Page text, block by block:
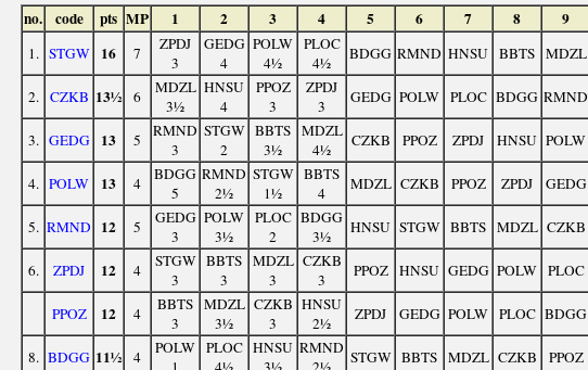
no. code pts MP 1 2 3 4 5 6 7 8 9
1. STGW 16 7
ZPDJ
3
GEDG
4
POLW
4½
PLOC
4½
BDGG RMND HNSU BBTS MDZL
2. CZKB 13½ 6
MDZL
3½
HNSU
4
PPOZ
3
ZPDJ
3
GEDG POLW PLOC BDGG RMND
3. GEDG 13 5
RMND
3
STGW
2
BBTS
3½
MDZL
4½
CZKB PPOZ ZPDJ HNSU POLW
4. POLW 13 4
BDGG
5
RMND
2½
STGW
1½
BBTS
4
MDZL CZKB PPOZ ZPDJ GEDG
5. RMND 12 5
GEDG
3
POLW
3½
PLOC
2
BDGG
3½
HNSU STGW BBTS MDZL CZKB
6. ZPDJ 12 4
STGW
3
BBTS
3
MDZL
3
CZKB
3
PPOZ HNSU GEDG POLW PLOC
PPOZ 12 4
BBTS
3
MDZL
3½
CZKB
3
HNSU
2½
ZPDJ GEDG POLW PLOC BDGG
8. BDGG 11½ 4
POLW PLOC HNSU RMND STGW BBTS MDZL CZKB PPOZ